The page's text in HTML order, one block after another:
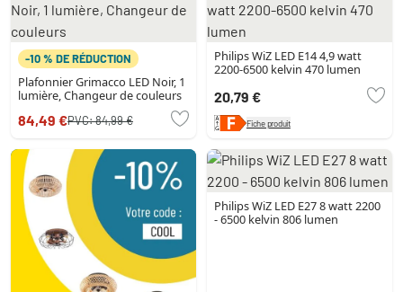
-10 % DE RÉDUCTION
Plafonnier Grimacco LED Noir, 1
lumière, Changeur de couleurs
84,49 €PVC:84,99 €
Philips WiZ LED E14 4,9 watt
2200-6500 kelvin 470 lumen
20,79 €
Fiche produit
Philips WiZ LED E27 8 watt 2200
- 6500 kelvin 806 lumen